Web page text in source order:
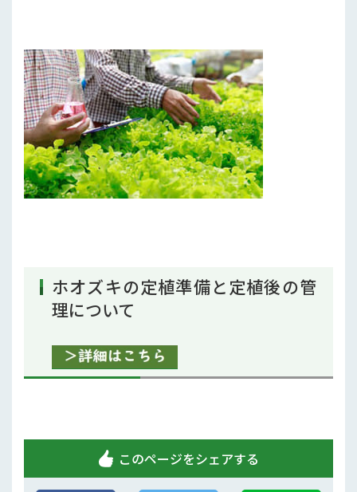
ホオズキの定植準備と定植後の管
理について
このページをシェアする
病害虫
行政情報
補助事業
試験研究
農業コンクール大会
農薬
2020年 (167)
2019年 (5)